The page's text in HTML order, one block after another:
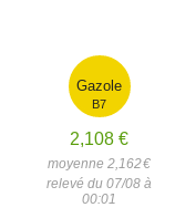
Gazole
B7
2,108 €
moyenne 2,162€
relevé du 07/08 à
00:01